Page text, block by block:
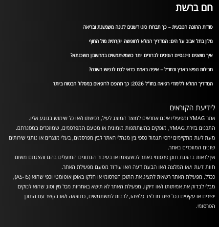
חם ברשת
סודות ההזנה הטבעית – כך תבחרו סוגי דשנים לגינה משגשגת ובריאה
מלון בתל אביב על הים: המדריך המלא לחופשה יוקרתית מול החוף
איך מושגים פיננסיים הופכים לברורים יותר כשמשתמשים במחשבון משכנתא?
חבילות נופש בארץ ובחו״ל – איפה באמת כדאי לכם לנפוש השנה?
המדריך המלא ללימודי רפואה בחו”ל 2026: כך תהפכו לרופאים במסלול הבטוח ביותר
לידיעת הקוראים
אתר YMAG ומפעיליו אינם אחראים למוצר המוצג לעיל, רכישתו ו/או כל שימוש בנוגע אליו.
התכנים בזירת YMAG, מופקים בהשתתפות מימונית או מטעם המפרסמים, שמוזכרים במסגרתם.
מעת לעת מתקיימים יחסי תגמול כספי בין מנהלי האתר לבין מפרסמים, בעלי מוצרים או נותני שירותים
שונים המוזכרים באתר.
אין לראות בהצגת תוכן פרסומי באתר לכשעצמו או בעיבוד הנתונים המועלים בהם והצגתם משום
חוות דעת ו/או המלצה ו/או הבעת דעה ו/או עידוד מטעם מפעילת האתר.
ככלל, מפעילת האתר רשאית להציג את התוכן הפרסומי או חלקו באופן אוטומטי וכפי שהוא (AS-IS),
מבלי לבדוק את אמיתותו ו/או דיוקו. מפעילת האתר לא תישא באחריות מכל מין וסוג שהוא לנזקים
ישירים או עקיפים ככל שיגרמו לצד כלשהו, לרבות למשתמשים, כתוצאה ו/או בקשר עם התוכן
הפרסומי.